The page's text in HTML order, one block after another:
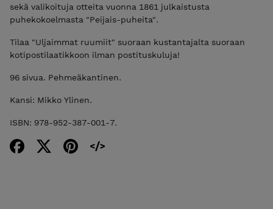
sekä valikoituja otteita vuonna 1861 julkaistusta
puhekokoelmasta "Peijais-puheita".
Tilaa "Uljaimmat ruumiit" suoraan kustantajalta suoraan
kotipostilaatikkoon ilman postituskuluja!
96 sivua. Pehmeäkantinen.
Kansi: Mikko Ylinen.
ISBN: 978-952-387-001-7.